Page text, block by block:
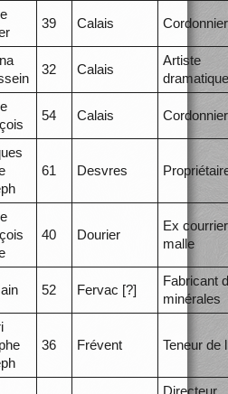
39 Calais Cordonnier
32 Calais
Artiste
dramatique
54 Calais Cordonnier
61 Desvres
40 Dourier
Ex
malle
52 Fervac [?]
Fabricant
minérales
36 Frévent Teneur de